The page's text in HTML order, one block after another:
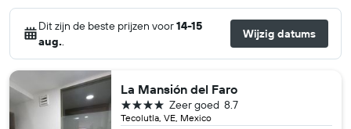
Dit zijn de beste prijzen voor14-15
aug..
Wijzig datums
La Mansión del Faro
Tecolutla, VE, Mexico
8.7
Zeer goed
4 sterren